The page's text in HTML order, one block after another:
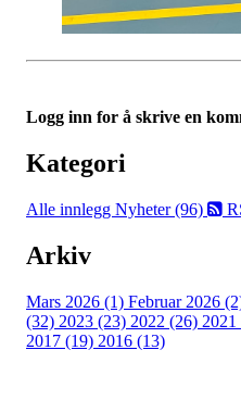
Logg inn for å skrive en
Kategori
Alle innlegg Nyheter (96)
Arkiv
Mars 2026 (1) Februar 2026
(32) 2023 (23) 2022 (26) 2021
2017 (19) 2016 (13)